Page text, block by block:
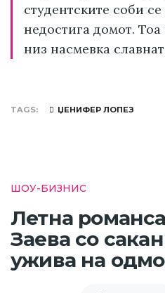
студентските соби
недостига домот. Тоа
низ насмевка
TAGS ЏЕНИФЕР ЛОПЕЗ
ШОУ-БИЗНИС
Летна
Заева со
ужива на